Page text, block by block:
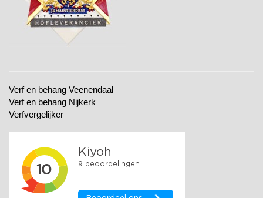
Verf en behang Veenendaal
Verf en behang Nijkerk
Verfvergelijker